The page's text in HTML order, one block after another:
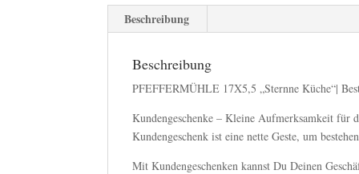
Beschreibung
Beschreibung
PFEFFERMÜHLE 17X5,5 „Sternne Küche“|
Kundengeschenke – Kleine Aufmerksamkeit für
Kundengeschenk ist eine nette Geste, um
Mit Kundengeschenken kannst Du Deinen